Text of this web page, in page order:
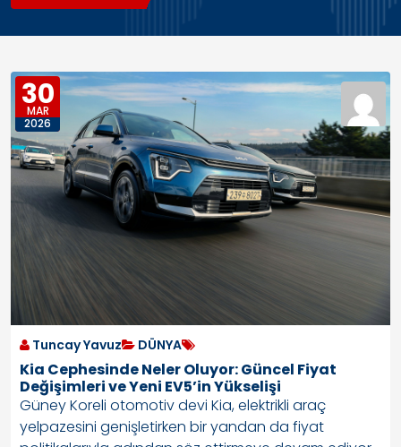
30
MAR
2026
Tuncay Yavuz DÜNYA
Kia Cephesinde Neler Oluyor: Güncel Fiyat
Değişimleri ve Yeni EV5’in Yükselişi
Güney Koreli otomotiv devi Kia, elektrikli araç
yelpazesini genişletirken bir yandan da fiyat